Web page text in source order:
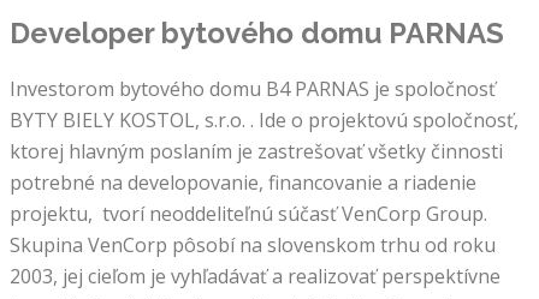
Developer bytového domu PARNAS
Investorom bytového domu B4 PARNAS je spoločnosť
BYTY BIELY KOSTOL, s.r.o. . Ide o projektovú spoločnosť,
ktorej hlavným poslaním je zastrešovať všetky činnosti
potrebné na developovanie, financovanie a riadenie
projektu, tvorí neoddeliteľnú súčasť VenCorp Group.
Skupina VenCorp pôsobí na slovenskom trhu od roku
2003, jej cieľom je vyhľadávať a realizovať perspektívne